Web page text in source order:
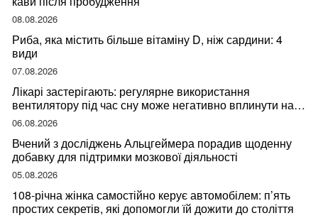
08.08.2026
Риба, яка містить більше вітаміну D, ніж сардини: 4
види
07.08.2026
Лікарі застерігають: регулярне використання
вентилятору під час сну може негативно вплинути на
ваше здоров’я
06.08.2026
Вчений з досліджень Альцгеймера порадив щоденну
добавку для підтримки мозкової діяльності
05.08.2026
108-річна жінка самостійно керує автомобілем: п’ять
простих секретів, які допомогли їй дожити до століття